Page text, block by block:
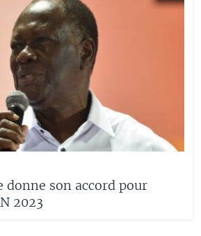
donne son accord pour
2023